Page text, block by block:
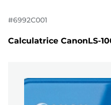
#6992C001
Calculatrice CanonLS-